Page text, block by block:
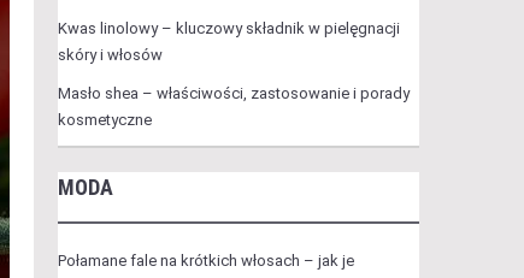
Kwas linolowy – kluczowy składnik w pielęgnacji
skóry i włosów
Masło shea – właściwości, zastosowanie i porady
kosmetyczne
MODA
Połamane fale na krótkich włosach – jak je